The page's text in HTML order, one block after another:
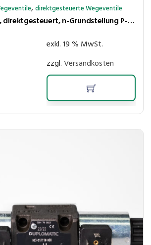
,direktgesteuerte Wegeventile
4/3-Wegeventil, direktgesteuert, n-Grundstellung P-T, 12 VDC (NG10 / CETOP 5)
exkl. 19 % MwSt.
zzgl.Versandkosten